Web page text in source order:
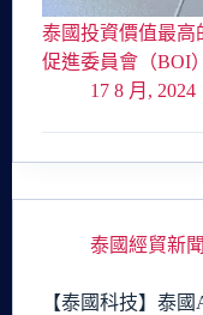
泰國投資價值最高
促進委員會（BOI
17 8 月, 2024
泰國經貿新聞
【泰國科技】泰